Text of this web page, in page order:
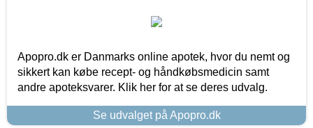
Apopro.dk er Danmarks online apotek, hvor du nemt og
sikkert kan købe recept- og håndkøbsmedicin samt
andre apoteksvarer. Klik her for at se deres udvalg.
Se udvalget på Apopro.dk